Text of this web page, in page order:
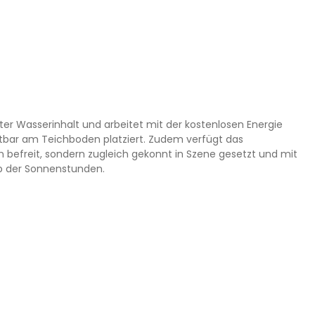
Wasserinhalt und arbeitet mit der kostenlosen Energie
am Teichboden platziert. Zudem verfügt das
befreit, sondern zugleich gekonnt in Szene gesetzt und mit
Sonnenstunden.